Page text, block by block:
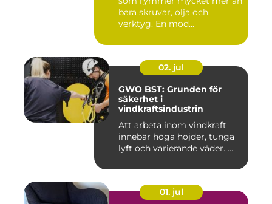
bara skruvar, olja och
verktyg. En mod...
02. jul
GWO BST: Grunden för
säkerhet i
vindkraftsindustrin
Att arbeta inom vindkraft
innebär höga höjder, tunga
lyft och varierande väder. ...
01. jul